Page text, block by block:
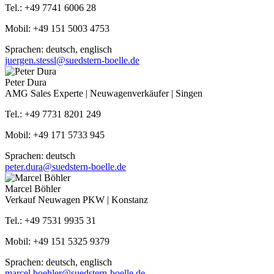
Tel.: +49 7741 6006 28
Mobil: +49 151 5003 4753
Sprachen: deutsch, englisch
juergen.stessl@suedstern-boelle.de
Peter Dura
AMG Sales Experte | Neuwagenverkäufer | Singen
Tel.: +49 7731 8201 249
Mobil: +49 171 5733 945
Sprachen: deutsch
peter.dura@suedstern-boelle.de
Marcel Böhler
Verkauf Neuwagen PKW | Konstanz
Tel.: +49 7531 9935 31
Mobil: +49 151 5325 9379
Sprachen: deutsch, englisch